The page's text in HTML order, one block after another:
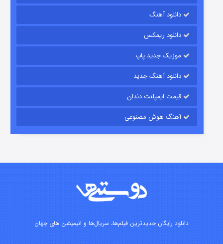
قسمت۱۵ (دوبله) منتشر شد
زیرزمین
دانلود آهنگ
دانلود ریمکس
موزیک جدید پاپ
دانلود آهنگ جدید
قیمت ایمپلنت دندان
آهنگ هوش مصنوعی
دانلود رایگان جدیدترین فیلم‌ها، سریال‌ها و انیمیشن های جهان